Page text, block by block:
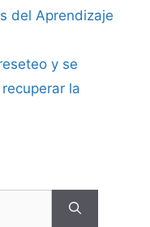
del Aprendizaje
y se
la